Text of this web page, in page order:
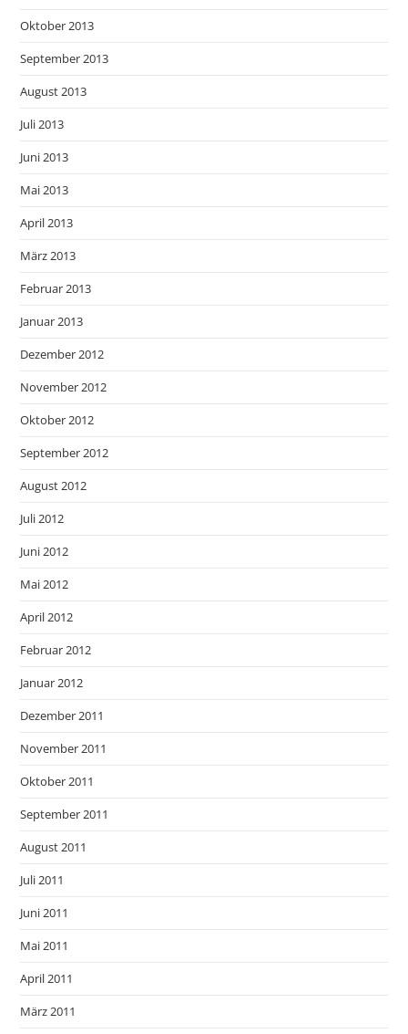
Oktober 2013
September 2013
August 2013
Juli 2013
Juni 2013
Mai 2013
April 2013
März 2013
Februar 2013
Januar 2013
Dezember 2012
November 2012
Oktober 2012
September 2012
August 2012
Juli 2012
Juni 2012
Mai 2012
April 2012
Februar 2012
Januar 2012
Dezember 2011
November 2011
Oktober 2011
September 2011
August 2011
Juli 2011
Juni 2011
Mai 2011
April 2011
März 2011